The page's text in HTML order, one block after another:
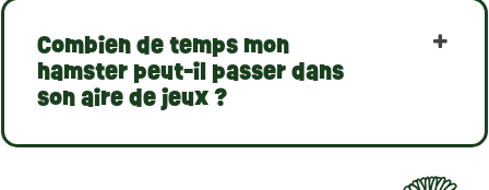
Combien de temps mon
hamster peut-il passer dans
son aire de jeux ?